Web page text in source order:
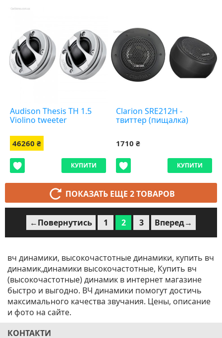
Audison Thesis TH 1.5
Violino tweeter
46260 ₴
КУПИТИ
Clarion SRE212H -
твиттер (пищалка)
1710 ₴
КУПИТИ
ПОКАЗАТЬ ЕЩЕ 2 ТОВАРОВ
←Повернутись 1 2 3 Вперед→
вч динамики, высокочастотные динамики, купить вч
динамик,динамики высокочастотные, Купить вч
(высокочастотные) динамик в интернет магазине
быстро и выгодно. ВЧ динамики помогут достичь
максимального качества звучания. Цены, описание
и фото на сайте.
КОНТАКТИ